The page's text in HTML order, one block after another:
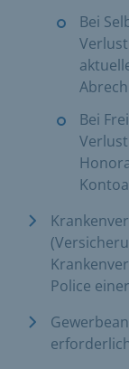
Bei
Bei
Police